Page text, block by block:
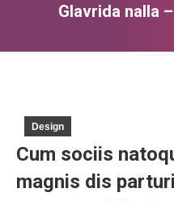
Glavrida nalla
Design
Cum sociis
magnis dis